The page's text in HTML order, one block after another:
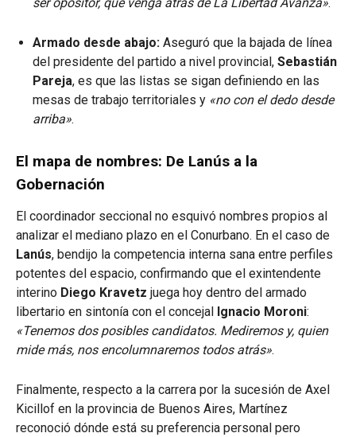
Armado desde abajo: Aseguró que la bajada de línea
del presidente del partido a nivel provincial, Sebastián
Pareja, es que las listas se sigan definiendo en las
mesas de trabajo territoriales y «no con el dedo desde
arriba».
El mapa de nombres: De Lanús a la
Gobernación
El coordinador seccional no esquivó nombres propios al
analizar el mediano plazo en el Conurbano. En el caso de
Lanús, bendijo la competencia interna sana entre perfiles
potentes del espacio, confirmando que el exintendente
interino Diego Kravetz juega hoy dentro del armado
libertario en sintonía con el concejal
Ignacio Moroni:
«Tenemos dos posibles candidatos. Mediremos y, quien
mide más, nos encolumnaremos todos atrás».
Finalmente, respecto a la carrera por la sucesión de Axel
Kicillof en la provincia de Buenos Aires, Martínez
reconoció dónde está su preferencia personal pero